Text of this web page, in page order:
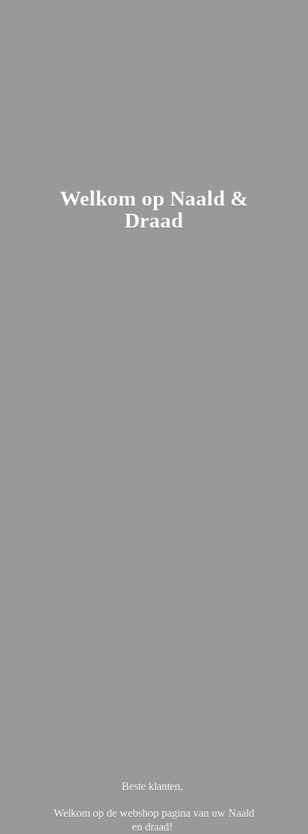
Welkom op Naald &
Draad
Beste klanten,
Welkom op de webshop pagina van uw Naald
en draad!